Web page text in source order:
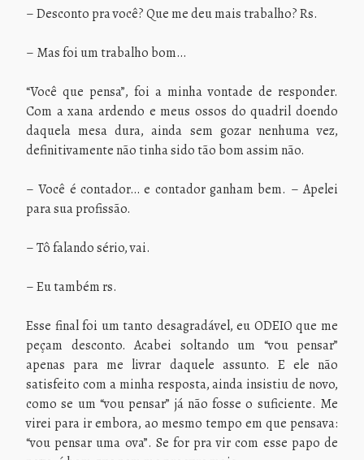
– Desconto pra você? Que me deu mais trabalho? Rs.
– Mas foi um trabalho bom…
“Você que pensa”, foi a minha vontade de responder.
Com a xana ardendo e meus ossos do quadril doendo
daquela mesa dura, ainda sem gozar nenhuma vez,
definitivamente não tinha sido tão bom assim não.
– Você é contador… e contador ganham bem. – Apelei
para sua profissão.
– Tô falando sério, vai.
– Eu também rs.
Esse final foi um tanto desagradável, eu ODEIO que me
peçam desconto. Acabei soltando um “vou pensar”
apenas para me livrar daquele assunto. E ele não
satisfeito com a minha resposta, ainda insistiu de novo,
como se um “vou pensar” já não fosse o suficiente. Me
virei para ir embora, ao mesmo tempo em que pensava:
“vou pensar uma ova”. Se for pra vir com esse papo de